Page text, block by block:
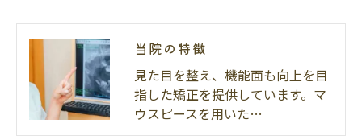
当院の特徴
見た目を整え、機能面も向上を目
指した矯正を提供しています。マ
ウスピースを用いた…